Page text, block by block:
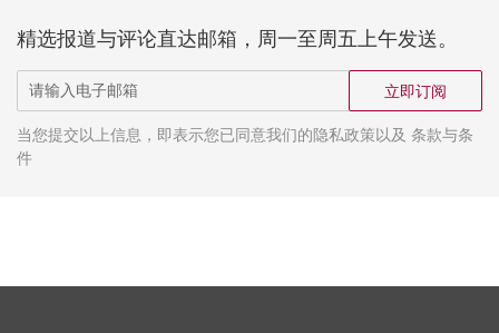
精选报道与评论直达邮箱，周一至周五上午发送。
立即订阅
当您提交以上信息，即表示您已同意我们的隐私政策以及 条款与条
件